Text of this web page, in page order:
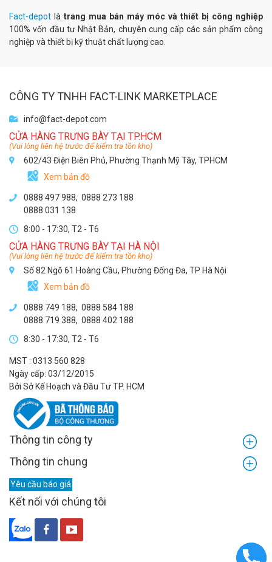
Fact-depot là trang mua bán máy móc và thiết bị công nghiệp
100% vốn đầu tư Nhật Bản, chuyên cung cấp các sản phẩm công
nghiệp và thiết bị kỹ thuật chất lượng cao.
CÔNG TY TNHH FACT-LINK MARKETPLACE
info@fact-depot.com
CỬA HÀNG TRƯNG BÀY TẠI TP.HCM
(Vui lòng liên hệ trước để kiểm tra tồn kho)
602/43 Điện Biên Phủ, Phường Thạnh Mỹ Tây, TPHCM
Xem bản đồ
0888 497 988, 0888 273 188
0888 031 138
8:00 - 17:30, T2 - T6
CỬA HÀNG TRƯNG BÀY TẠI HÀ NỘI
(Vui lòng liên hệ trước để kiểm tra tồn kho)
Số 82 Ngõ 61 Hoàng Cầu, Phường Đống Đa, TP Hà Nội
Xem bản đồ
0888 749 188, 0888 584 188
0888 719 388, 0888 402 188
8:30 - 17:30, T2 - T6
MST : 0313 560 828
Ngày cấp: 03/12/2015
Bởi Sở Kế Hoạch và Đầu Tư TP. HCM
Thông tin công ty
Thông tin chung
Yêu cầu báo giá
Kết nối với chúng tôi